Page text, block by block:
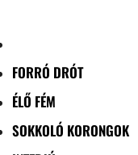
FORRÓ DRÓT
ÉLŐ FÉM
SOKKOLÓ KORONGOK